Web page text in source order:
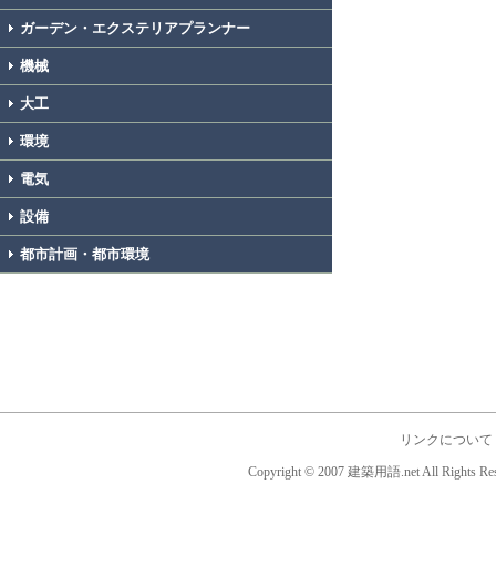
ガーデン・エクステリアプランナー
機械
大工
環境
電気
設備
都市計画・都市環境
リンクについて
Copyright © 2007 建築用語.net All Rights